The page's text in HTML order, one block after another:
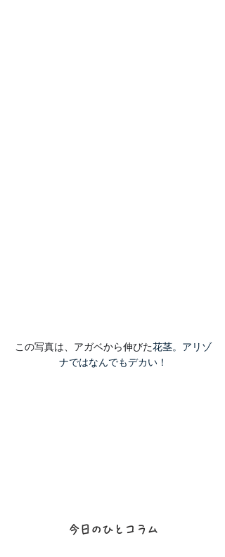
この写真は、アガベから伸びた花茎。アリゾ
ナではなんでもデカい！
今日のひとコラム